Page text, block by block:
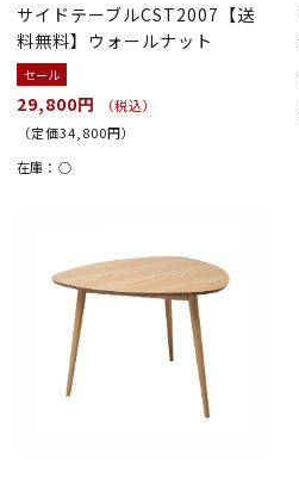
サイドテーブルCST2007【送
料無料】ウォールナット
セール
29,800円
（税込）
（定価34,800円）
在庫：○